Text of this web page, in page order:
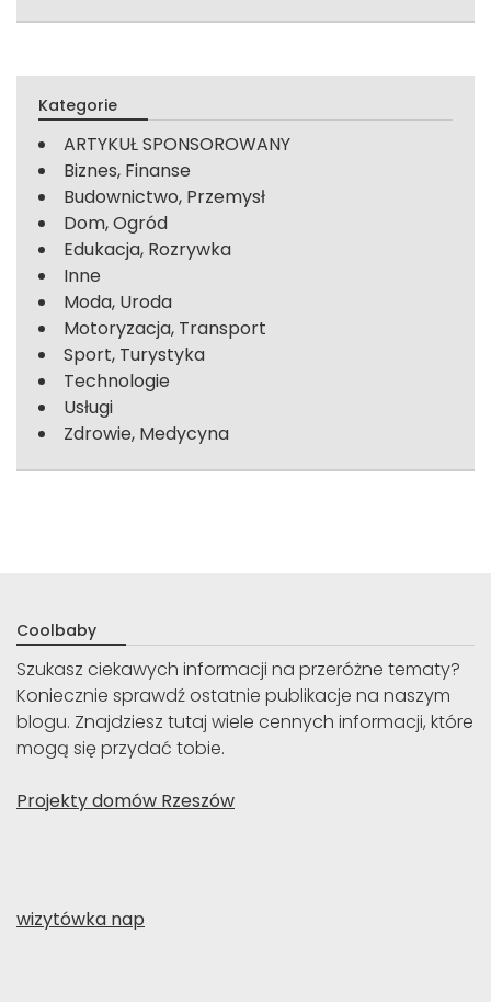
Kategorie
ARTYKUŁ SPONSOROWANY
Biznes, Finanse
Budownictwo, Przemysł
Dom, Ogród
Edukacja, Rozrywka
Inne
Moda, Uroda
Motoryzacja, Transport
Sport, Turystyka
Technologie
Usługi
Zdrowie, Medycyna
Coolbaby
Szukasz ciekawych informacji na przeróżne tematy?
Koniecznie sprawdź ostatnie publikacje na naszym
blogu. Znajdziesz tutaj wiele cennych informacji, które
mogą się przydać tobie.
Projekty domów Rzeszów
wizytówka nap